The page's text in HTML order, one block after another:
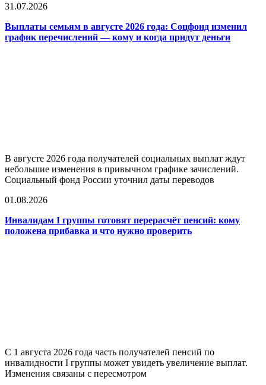
31.07.2026
Выплаты семьям в августе 2026 года: Соцфонд изменил
график перечислений — кому и когда придут деньги
В августе 2026 года получателей социальных выплат ждут
небольшие изменения в привычном графике зачислений.
Социальный фонд России уточнил даты переводов
01.08.2026
Инвалидам I группы готовят перерасчёт пенсий: кому
положена прибавка и что нужно проверить
С 1 августа 2026 года часть получателей пенсий по
инвалидности I группы может увидеть увеличение выплат.
Изменения связаны с пересмотром